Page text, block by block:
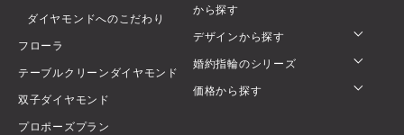
ダイヤモンドへのこだわり
フローラ
テーブルクリーンダイヤモンド
双子ダイヤモンド
プロポーズプラン
から探す
デザインから探す
婚約指輪のシリーズ
価格から探す